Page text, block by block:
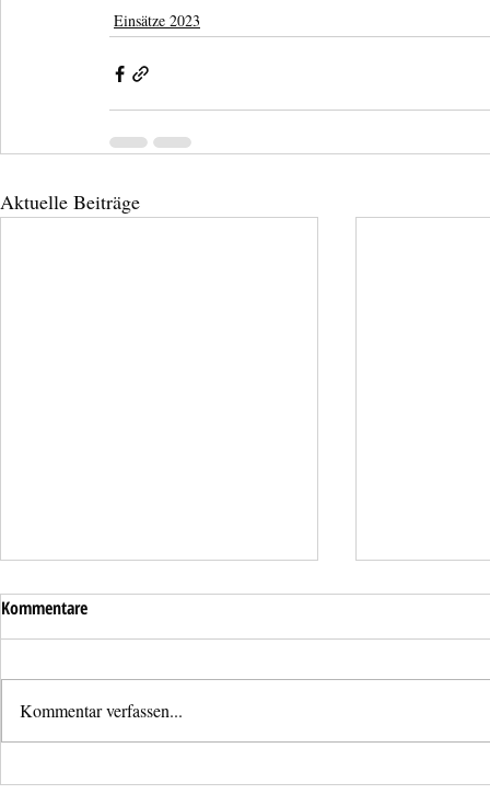
Einsätze 2023
Aktuelle Beiträge
Lose
Kommentare
Kommentar verfassen...